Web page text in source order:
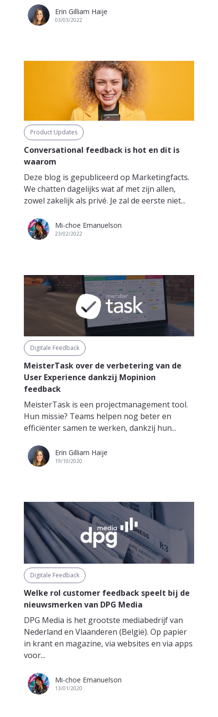
Erin Gilliam Haije
03/03/2022
Product Updates
Conversational feedback is hot en dit is
waarom
Deze blog is gepubliceerd op Marketingfacts.
We chatten dagelijks wat af met zijn allen,
zowel zakelijk als privé. Je zal de eerste niet...
Mi-choe Emanuelson
23/02/2022
Digitale Feedback
MeisterTask over de verbetering van de
User Experience dankzij Mopinion
feedback
MeisterTask is een projectmanagement tool.
Hun missie? Teams helpen nog beter en
efficiënter samen te werken, dankzij hun...
Erin Gilliam Haije
19/10/2020
Digitale Feedback
Welke rol customer feedback speelt bij de
nieuwsmerken van DPG Media
DPG Media is het grootste mediabedrijf van
Nederland en Vlaanderen (België). Op papier
in krant en magazine, via websites en via apps
voor...
Mi-choe Emanuelson
13/01/2020